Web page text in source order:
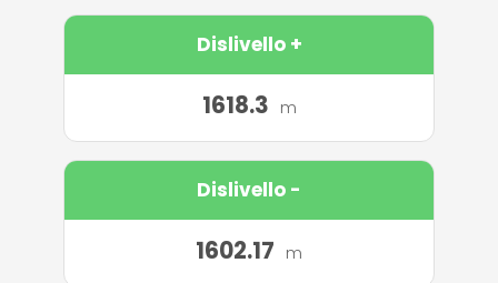
Dislivello +
1618.3 m
Dislivello -
1602.17 m